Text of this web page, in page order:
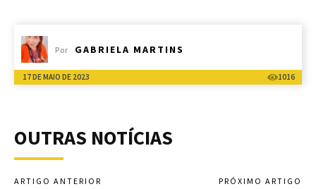
Por GABRIELA MARTINS
17 DE MAIO DE 2023 1016
OUTRAS NOTÍCIAS
ARTIGO ANTERIOR PRÓXIMO ARTIGO